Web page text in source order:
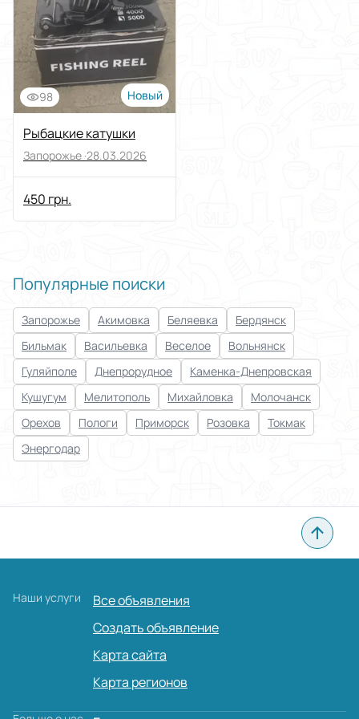
98 Новый
Рыбацкие катушки
Запорожье ·28.03.2026
450 грн.
Популярные поиски
Запорожье Акимовка Беляевка
Бердянск
Бильмак
Васильевка Веселое
Вольнянск
Гуляйполе
Днепрорудное
Каменка-Днепровская
Кушугум
Мелитополь Михайловка
Молочанск
Орехов
Пологи Приморск Розовка
Токмак
Энергодар
Наши услуги
Все объявления
Создать объявление
Карта сайта
Карта регионов